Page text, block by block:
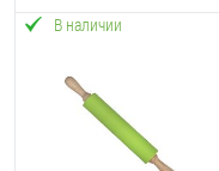
В наличии